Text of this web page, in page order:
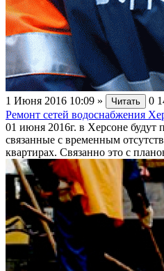
1 Июня 2016 10:09 » Читать 0
Ремонт сетей водоснабжения
01 июня 2016г. в Херсоне будут
связанные с временным
квартирах. Связанно это с